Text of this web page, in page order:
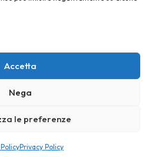
Accetta
Nega
le preferenze
Privacy Policy
Campania